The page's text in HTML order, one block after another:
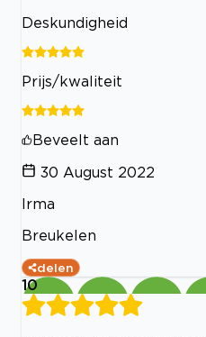
Deskundigheid
Prijs/kwaliteit
Beveelt aan
30 August 2022
Irma
Breukelen
delen
10